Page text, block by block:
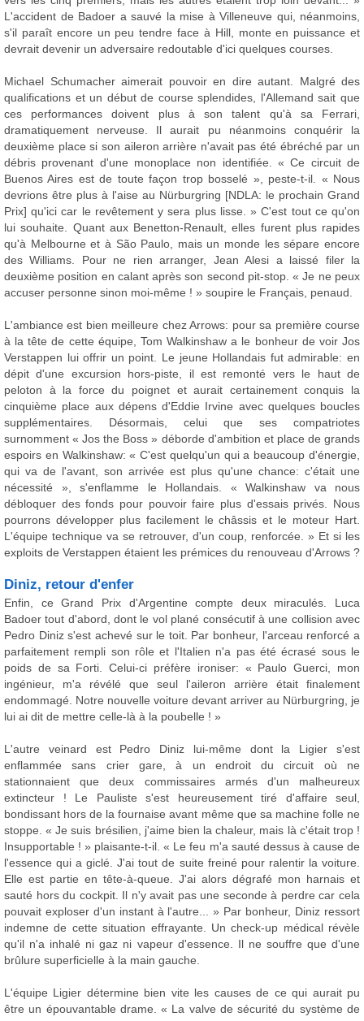
L'accident de Badoer a sauvé la mise à Villeneuve qui, néanmoins,
s'il paraît encore un peu tendre face à Hill, monte en puissance et
devrait devenir un adversaire redoutable d'ici quelques courses.
Michael Schumacher aimerait pouvoir en dire autant. Malgré des
qualifications et un début de course splendides, l'Allemand sait que
ces performances doivent plus à son talent qu'à sa Ferrari,
dramatiquement nerveuse. Il aurait pu néanmoins conquérir la
deuxième place si son aileron arrière n'avait pas été ébréché par un
débris provenant d'une monoplace non identifiée. « Ce circuit de
Buenos Aires est de toute façon trop bosselé », peste-t-il. « Nous
devrions être plus à l'aise au Nürburgring [NDLA: le prochain Grand
Prix] qu'ici car le revêtement y sera plus lisse. » C'est tout ce qu'on
lui souhaite. Quant aux Benetton-Renault, elles furent plus rapides
qu'à Melbourne et à São Paulo, mais un monde les sépare encore
des Williams. Pour ne rien arranger, Jean Alesi a laissé filer la
deuxième position en calant après son second pit-stop. « Je ne peux
accuser personne sinon moi-même ! » soupire le Français, penaud.
L'ambiance est bien meilleure chez Arrows: pour sa première course
à la tête de cette équipe, Tom Walkinshaw a le bonheur de voir Jos
Verstappen lui offrir un point. Le jeune Hollandais fut admirable: en
dépit d'une excursion hors-piste, il est remonté vers le haut de
peloton à la force du poignet et aurait certainement conquis la
cinquième place aux dépens d'Eddie Irvine avec quelques boucles
supplémentaires. Désormais, celui que ses compatriotes
surnomment « Jos the Boss » déborde d'ambition et place de grands
espoirs en Walkinshaw: « C'est quelqu'un qui a beaucoup d'énergie,
qui va de l'avant, son arrivée est plus qu'une chance: c'était une
nécessité », s'enflamme le Hollandais. « Walkinshaw va nous
débloquer des fonds pour pouvoir faire plus d'essais privés. Nous
pourrons développer plus facilement le châssis et le moteur Hart.
L'équipe technique va se retrouver, d'un coup, renforcée. » Et si les
exploits de Verstappen étaient les prémices du renouveau d'Arrows ?
Diniz, retour d'enfer
Enfin, ce Grand Prix d'Argentine compte deux miraculés. Luca
Badoer tout d'abord, dont le vol plané consécutif à une collision avec
Pedro Diniz s'est achevé sur le toit. Par bonheur, l'arceau renforcé a
parfaitement rempli son rôle et l'Italien n'a pas été écrasé sous le
poids de sa Forti. Celui-ci préfère ironiser: « Paulo Guerci, mon
ingénieur, m'a révélé que seul l'aileron arrière était finalement
endommagé. Notre nouvelle voiture devant arriver au Nürburgring, je
lui ai dit de mettre celle-là à la poubelle ! »
L'autre veinard est Pedro Diniz lui-même dont la Ligier s'est
enflammée sans crier gare, à un endroit du circuit où ne
stationnaient que deux commissaires armés d'un malheureux
extincteur ! Le Pauliste s'est heureusement tiré d'affaire seul,
bondissant hors de la fournaise avant même que sa machine folle ne
stoppe. « Je suis brésilien, j'aime bien la chaleur, mais là c'était trop !
Insupportable ! » plaisante-t-il. « Le feu m'a sauté dessus à cause de
l'essence qui a giclé. J'ai tout de suite freiné pour ralentir la voiture.
Elle est partie en tête-à-queue. J'ai alors dégrafé mon harnais et
sauté hors du cockpit. Il n'y avait pas une seconde à perdre car cela
pouvait exploser d'un instant à l'autre... » Par bonheur, Diniz ressort
indemne de cette situation effrayante. Un check-up médical révèle
qu'il n'a inhalé ni gaz ni vapeur d'essence. Il ne souffre que d'une
brûlure superficielle à la main gauche.
L'équipe Ligier détermine bien vite les causes de ce qui aurait pu
être un épouvantable drame. « La valve de sécurité du système de